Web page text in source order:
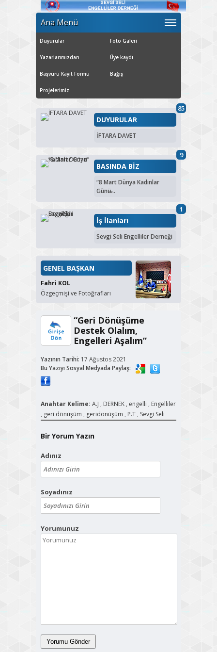
Ana Menü
Duyurular Foto Galeri
Yazarlarımızdan Üye kaydı
Başvuru Kayıt Formu Bağış
Projelerimiz
85
DUYURULAR
İFTARA DAVET
9
BASINDA BİZ
“8 Mart Dünya Kadınlar
Günü̶...
1
İş İlanları
Sevgi Seli Engelliler Derneği
GENEL BAŞKAN
Fahri KOL
Özgeçmişi ve Fotoğrafları
“Geri Dönüşüme
Destek Olalım,
Engelleri Aşalım”
Yazının Tarihi: 17 Ağustos 2021
Bu Yazıyı Sosyal Medyada Paylaş:
Anahtar Kelime: A.J , DERNEK , engelli , Engelliler
, geri dönüşüm , geridönüşüm , P.T , Sevgi Seli
Bir Yorum Yazın
Adınız
Soyadınız
Yorumunuz